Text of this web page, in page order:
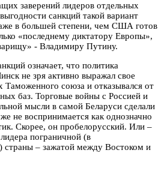
заверений лидеров отдельных
санкций такой вариант
в большей степени, чем США готов
«последнему диктатору Европы»,
- Владимиру Путину.
означает, что политика
не зря активно выражал свое
Таможенного союза и отказывался от
баз. Торговые войны с Россией и
мысли в самой Беларуси сделали
не воспринимается как однозначно
Скорее, он пробелорусский. Или –
пограничной (в
страны – зажатой между Востоком и